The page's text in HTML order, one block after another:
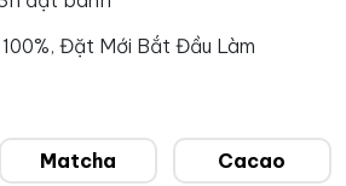
Đặt Mới Bắt Đầu Làm
Matcha Cacao